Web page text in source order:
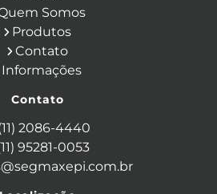
para Construção
para Câmara Fria
Luva de Cobertura
Luva Isolante
Químicos
Agentes Químicos
Respiratória com
Somos
Produtos
Contato
Informações
Contato
2086-4440
95281-0053